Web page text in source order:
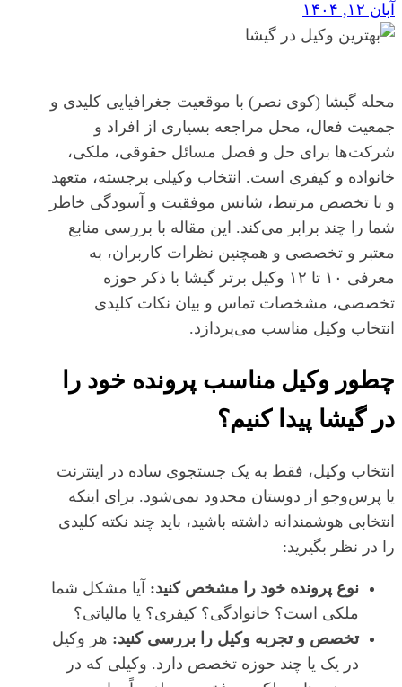
آبان ۱۲, ۱۴۰۴
محله گیشا (کوی نصر) با موقعیت جغرافیایی کلیدی و
جمعیت فعال، محل مراجعه بسیاری از افراد و
شرکت‌ها برای حل و فصل مسائل حقوقی، ملکی،
خانواده و کیفری است. انتخاب وکیلی برجسته، متعهد
و با تخصص مرتبط، شانس موفقیت و آسودگی خاطر
شما را چند برابر می‌کند. این مقاله با بررسی منابع
معتبر و تخصصی و همچنین نظرات کاربران، به
معرفی ۱۰ تا ۱۲ وکیل برتر گیشا با ذکر حوزه
تخصصی، مشخصات تماس و بیان نکات کلیدی
انتخاب وکیل مناسب می‌پردازد.
چطور وکیل مناسب پرونده خود را
در گیشا پیدا کنیم؟
انتخاب وکیل، فقط به یک جستجوی ساده در اینترنت
یا پرس‌وجو از دوستان محدود نمی‌شود. برای اینکه
انتخابی هوشمندانه داشته باشید، باید چند نکته کلیدی
را در نظر بگیرید:
نوع پرونده خود را مشخص کنید: آیا مشکل شما
ملکی است؟ خانوادگی؟ کیفری؟ یا مالیاتی؟
تخصص و تجربه وکیل را بررسی کنید: هر وکیل
در یک یا چند حوزه تخصص دارد. وکیلی که در